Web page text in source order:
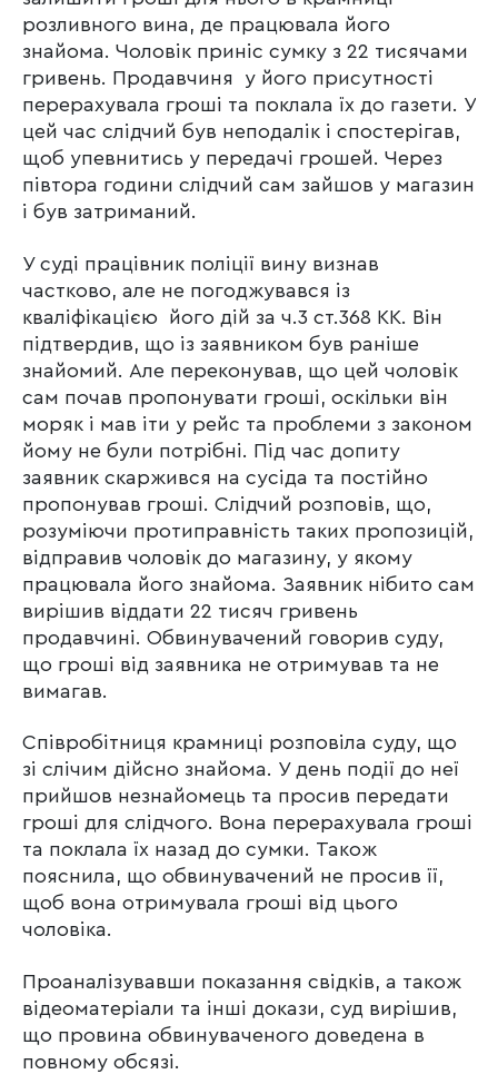
розливного вина, де працювала його
знайома. Чоловік приніс сумку з 22 тисячами
гривень. Продавчиня у його присутності
перерахувала гроші та поклала їх до газети. У
цей час слідчий був неподалік і спостерігав,
щоб упевнитись у передачі грошей. Через
півтора години слідчий сам зайшов у магазин
і був затриманий.
У суді працівник поліції вину визнав
частково, але не погоджувався із
кваліфікацією його дій за ч.3 ст.368 КК. Він
підтвердив, що із заявником був раніше
знайомий. Але переконував, що цей чоловік
сам почав пропонувати гроші, оскільки він
моряк і мав іти у рейс та проблеми з законом
йому не були потрібні. Під час допиту
заявник скаржився на сусіда та постійно
пропонував гроші. Слідчий розповів, що,
розуміючи протиправність таких пропозицій,
відправив чоловік до магазину, у якому
працювала його знайома. Заявник нібито сам
вирішив віддати 22 тисяч гривень
продавчині. Обвинувачений говорив суду,
що гроші від заявника не отримував та не
вимагав.
Співробітниця крамниці розповіла суду, що
зі слічим дійсно знайома. У день події до неї
прийшов незнайомець та просив передати
гроші для слідчого. Вона перерахувала гроші
та поклала їх назад до сумки. Також
пояснила, що обвинувачений не просив її,
щоб вона отримувала гроші від цього
чоловіка.
Проаналізувавши показання свідків, а також
відеоматеріали та інші докази, суд вирішив,
що провина обвинуваченого доведена в
повному обсязі.